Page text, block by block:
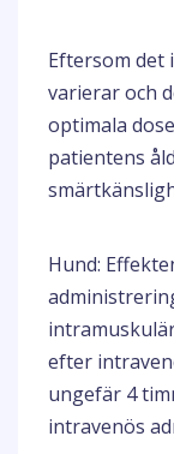
Eftersom det
varierar och
optimala
patientens
Hund:
efter
ungefär 4
intravenös